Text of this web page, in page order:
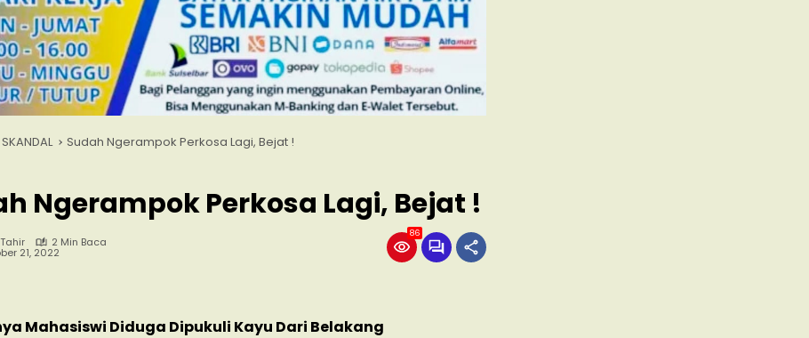
SKANDAL Sudah Ngerampok Perkosa Lagi, Bejat !
Ngerampok Perkosa Lagi, Bejat !
2 Min Baca
21, 2022
86
Mahasiswi Diduga Dipukuli Kayu Dari Belakang